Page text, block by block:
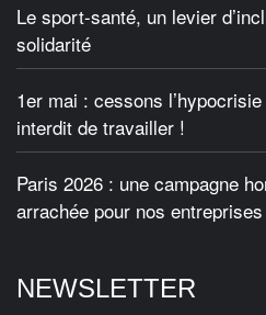
Le sport-santé, un levier
solidarité
1er mai : cessons
interdit de travailler !
Paris 2026 : une campagne
arrachée pour nos entreprises
NEWSLETTER